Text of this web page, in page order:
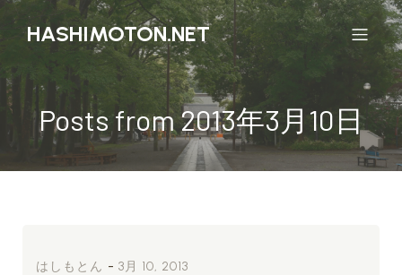
HASHIMOTON.NET
Posts from 2013年3月10日
はしもとん - 3月 10, 2013